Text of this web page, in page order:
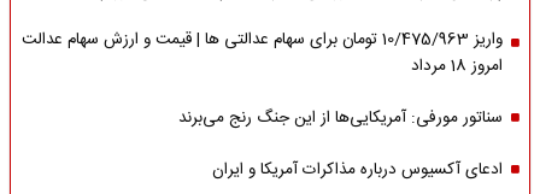
واریز 10/475/963 تومان برای سهام عدالتی ها | قیمت و ارزش سهام عدالت
امروز 18 مرداد
سناتور مورفی: آمریکایی‌ها از این جنگ رنج می‌برند
ادعای آکسیوس درباره مذاکرات آمریکا و ایران